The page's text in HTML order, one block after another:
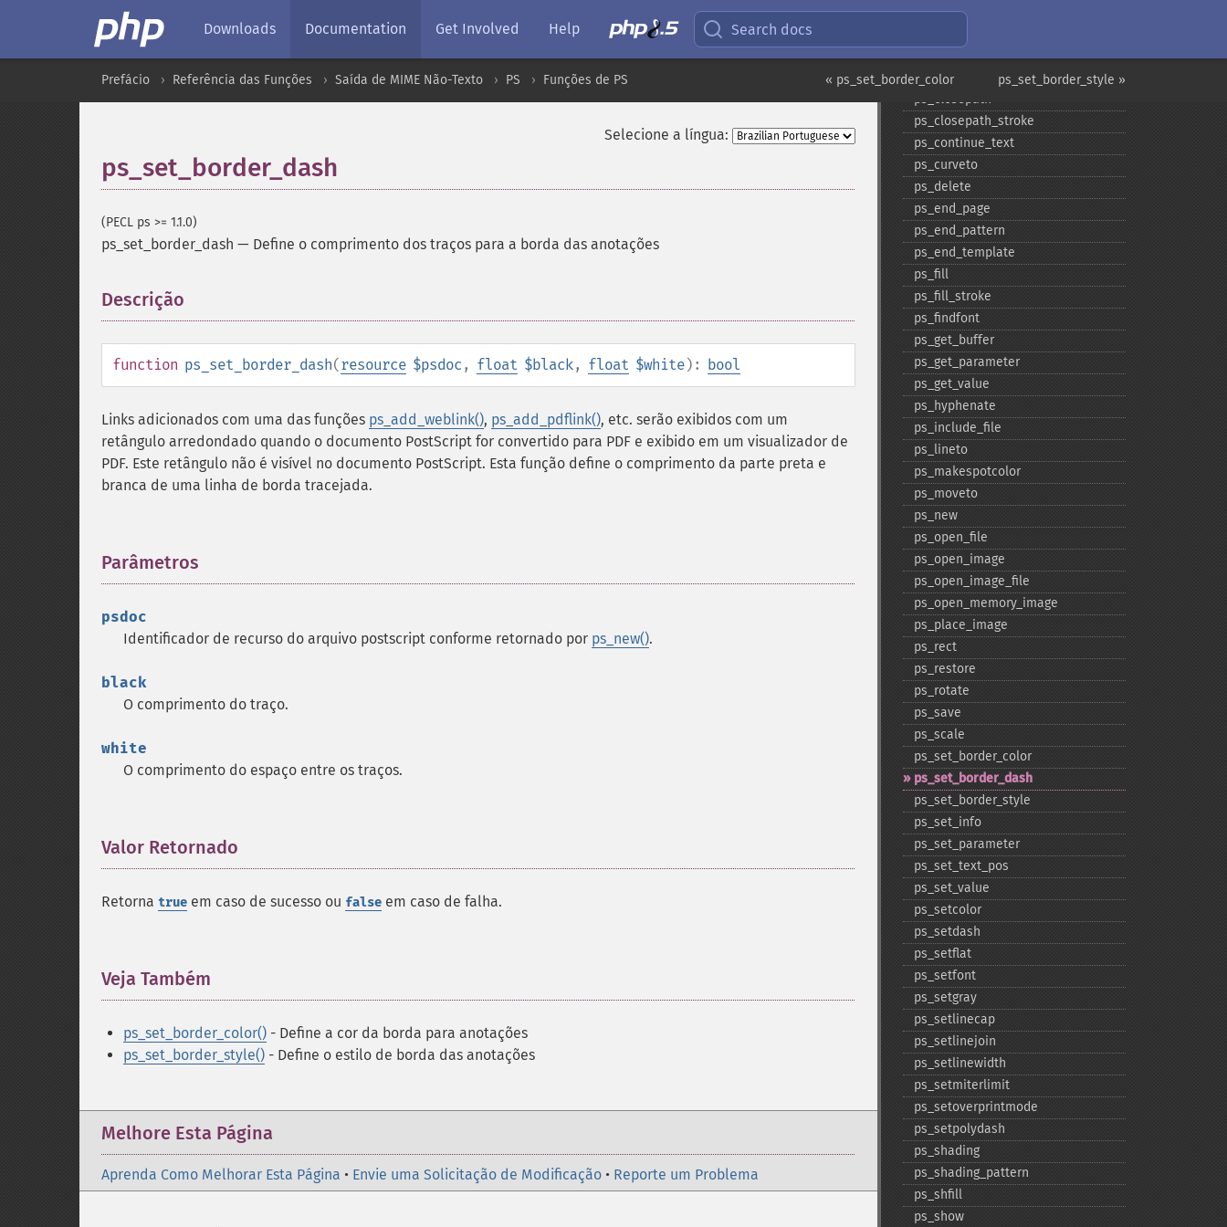
Downloads Documentation Get Involved Help Search docs
ps_set_border_style »
« ps_set_border_color
Prefácio Referência das Funções Saída de MIME Não-Texto PS Funções de PS
Selecione a língua:
ps_set_border_dash
(PECL ps >= 1.1.0)
ps_set_border_dash — Define o comprimento dos traços para a borda das anotações
Descrição
function ps_set_border_dash(resource $psdoc , float $black, float $white): bool
Links adicionados com uma das funções ps_add_weblink(), ps_add_pdflink(), etc. serão exibidos com um
retângulo arredondado quando o documento PostScript for convertido para PDF e exibido em um visualizador de
PDF. Este retângulo não é visível no documento PostScript. Esta função define o comprimento da parte preta e
branca de uma linha de borda tracejada.
Parâmetros
psdoc
Identificador de recurso do arquivo postscript conforme retornado por ps_new().
black
O comprimento do traço.
white
O comprimento do espaço entre os traços.
Valor Retornado
Retorna true em caso de sucesso ou false em caso de falha.
Veja Também
ps_set_border_color() - Define a cor da borda para anotações
ps_set_border_style() - Define o estilo de borda das anotações
Melhore Esta Página
Aprenda Como Melhorar Esta Página • Envie uma Solicitação de Modificação • Reporte um Problema
ps_​circle
ps_​close
ps_​close_​image
ps_​closepath
ps_​closepath_​stroke
ps_​continue_​text
ps_​curveto
ps_​delete
ps_​end_​page
ps_​end_​pattern
ps_​end_​template
ps_​fill
ps_​fill_​stroke
ps_​findfont
ps_​get_​buffer
ps_​get_​parameter
ps_​get_​value
ps_​hyphenate
ps_​include_​file
ps_​lineto
ps_​makespotcolor
ps_​moveto
ps_​new
ps_​open_​file
ps_​open_​image
ps_​open_​image_​file
ps_​open_​memory_​image
ps_​place_​image
ps_​rect
ps_​restore
ps_​rotate
ps_​save
ps_​scale
ps_​set_​border_​color
ps_​set_​border_​dash
ps_​set_​border_​style
ps_​set_​info
ps_​set_​parameter
ps_​set_​text_​pos
ps_​set_​value
ps_​setcolor
ps_​setdash
ps_​setflat
ps_​setfont
ps_​setgray
ps_​setlinecap
ps_​setlinejoin
ps_​setlinewidth
ps_​setmiterlimit
ps_​setoverprintmode
ps_​setpolydash
ps_​shading
ps_​shading_​pattern
ps_​shfill
ps_​show